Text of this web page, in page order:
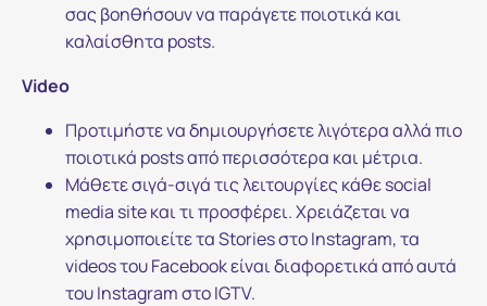
σας βοηθήσουν να παράγετε ποιοτικά και
καλαίσθητα posts.
Video
Προτιμήστε να δημιουργήσετε λιγότερα αλλά πιο
ποιοτικά posts από περισσότερα και μέτρια.
Μάθετε σιγά-σιγά τις λειτουργίες κάθε social
media site και τι προσφέρει. Χρειάζεται να
χρησιμοποιείτε τα Stories στο Instagram, τα
videos του Facebook είναι διαφορετικά από αυτά
του Instagram στο IGTV.